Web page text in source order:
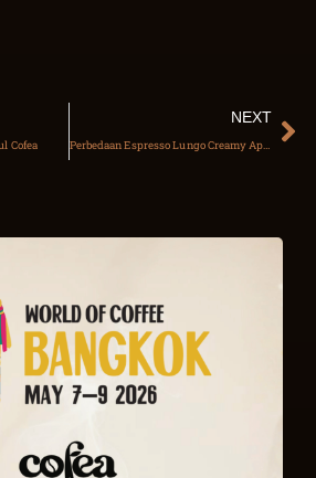
Cofea
NEXT
Perbedaan Espresso Lungo Creamy Apa Bedanya?